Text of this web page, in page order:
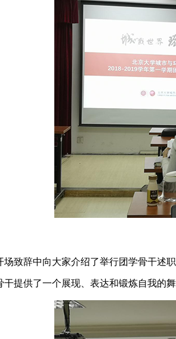
场致辞中向大家介绍了举行团学骨干述
提供了一个展现、表达和锻炼自我的